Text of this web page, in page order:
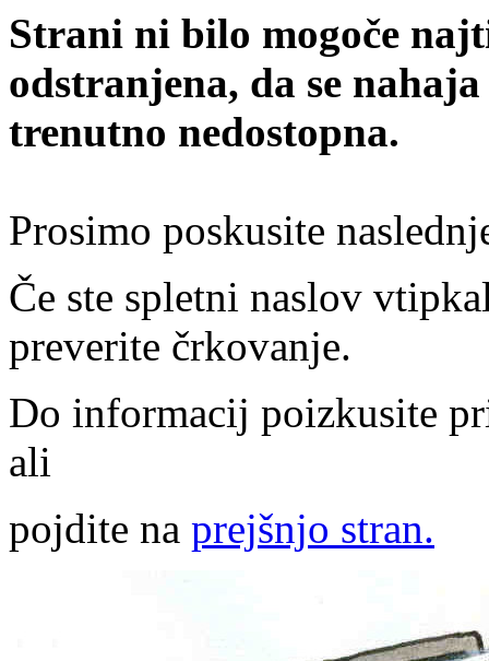
Strani ni bilo mogoče
odstranjena, da se
trenutno nedostopna.
Prosimo poskusite
Če ste spletni naslov
preverite črkovanje.
Do informacij poizkusite
ali
pojdite na prejšnjo stran.